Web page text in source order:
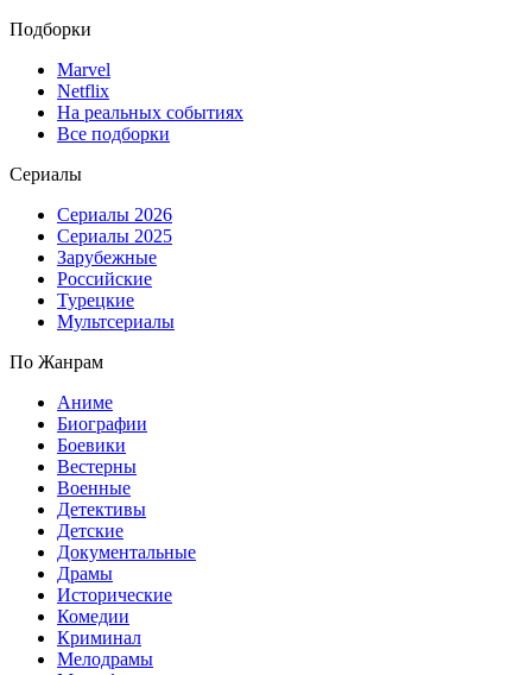
Подборки
Marvel
Netflix
На реальных событиях
Все подборки
Сериалы
Сериалы 2026
Сериалы 2025
Зарубежные
Российские
Турецкие
Мультсериалы
По Жанрам
Аниме
Биографии
Боевики
Вестерны
Военные
Детективы
Детские
Документальные
Драмы
Исторические
Комедии
Криминал
Мелодрамы